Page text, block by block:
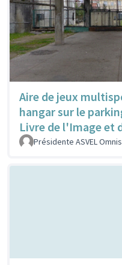
Aire de jeux
hangar sur le
Livre de l'Image et
Présidente ASVEL